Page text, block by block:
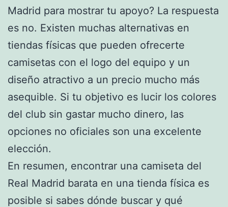
Madrid para mostrar tu apoyo? La respuesta
es no. Existen muchas alternativas en
tiendas físicas que pueden ofrecerte
camisetas con el logo del equipo y un
diseño atractivo a un precio mucho más
asequible. Si tu objetivo es lucir los colores
del club sin gastar mucho dinero, las
opciones no oficiales son una excelente
elección.
En resumen, encontrar una camiseta del
Real Madrid barata en una tienda física es
posible si sabes dónde buscar y qué